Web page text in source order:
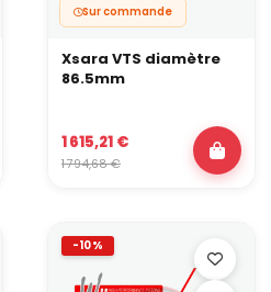
Sur commande
Xsara VTS diamètre
86.5mm
1 615,21 €
1 794,68 €
-10%